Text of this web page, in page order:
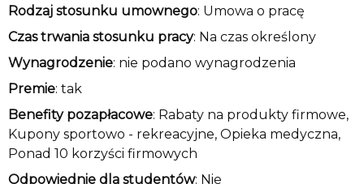
Rodzaj stosunku umownego: Umowa o pracę
Czas trwania stosunku pracy: Na czas określony
Wynagrodzenie: nie podano wynagrodzenia
Premie: tak
Benefity pozapłacowe: Rabaty na produkty firmowe,
Kupony sportowo - rekreacyjne, Opieka medyczna,
Ponad 10 korzyści firmowych
Odpowiednie dla studentów: Nie